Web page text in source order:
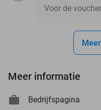
Voor de
Meer informatie
Bedrijfspagina